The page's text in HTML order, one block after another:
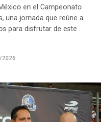
en el Campeonato
una jornada que reúne a
para disfrutar de este